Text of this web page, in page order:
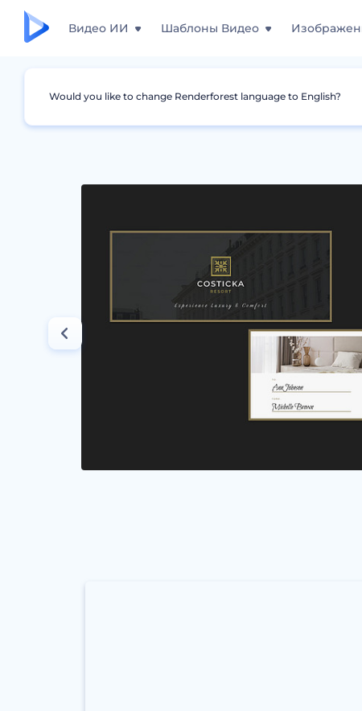
Видео ИИ Шаблоны Видео
Дизайны Подарочный сертификтат
Would you like to change Renderforest language to English?